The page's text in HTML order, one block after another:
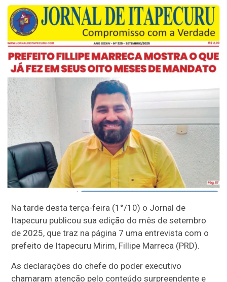
Na tarde desta terça-feira (1°/10) o Jornal de
Itapecuru publicou sua edição do mês de setembro
de 2025, que traz na página 7 uma entrevista com o
prefeito de Itapecuru Mirim, Fillipe Marreca (PRD).
As declarações do chefe do poder executivo
chamaram atenção pelo conteúdo surpreendente e